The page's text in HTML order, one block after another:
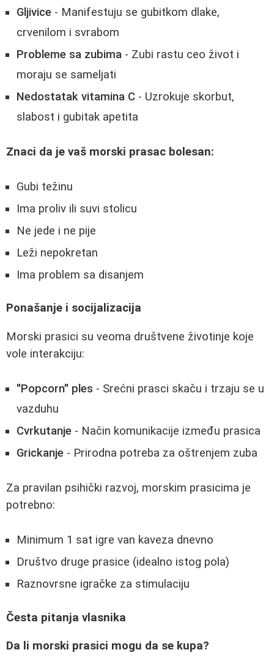
Gljivice - Manifestuju se gubitkom dlake,
crvenilom i svrabom
Probleme sa zubima - Zubi rastu ceo život i
moraju se sameljati
Nedostatak vitamina C - Uzrokuje skorbut,
slabost i gubitak apetita
Znaci da je vaš morski prasac bolesan:
Gubi težinu
Ima proliv ili suvi stolicu
Ne jede i ne pije
Leži nepokretan
Ima problem sa disanjem
Ponašanje i socijalizacija
Morski prasici su veoma društvene životinje koje
vole interakciju:
"Popcorn" ples - Srećni prasci skaču i trzaju se u
vazduhu
Cvrkutanje - Način komunikacije između prasica
Grickanje - Prirodna potreba za oštrenjem zuba
Za pravilan psihički razvoj, morskim prasicima je
potrebno:
Minimum 1 sat igre van kaveza dnevno
Društvo druge prasice (idealno istog pola)
Raznovrsne igračke za stimulaciju
Česta pitanja vlasnika
Da li morski prasici mogu da se kupa?